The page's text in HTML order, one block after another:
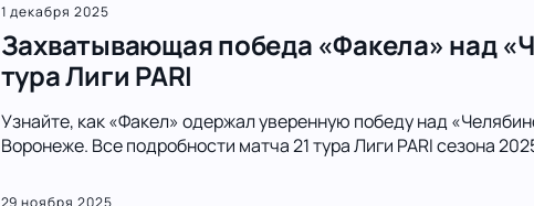
1 декабря 2025
Захватывающая победа «Факела» над
тура Лиги PARI
Узнайте, как «Факел» одержал уверенную победу над
Воронеже. Все подробности матча 21 тура Лиги PARI сезона
29 ноября 2025